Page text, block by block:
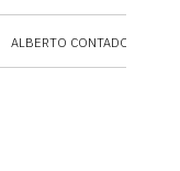
ALBERTO CONTADOR